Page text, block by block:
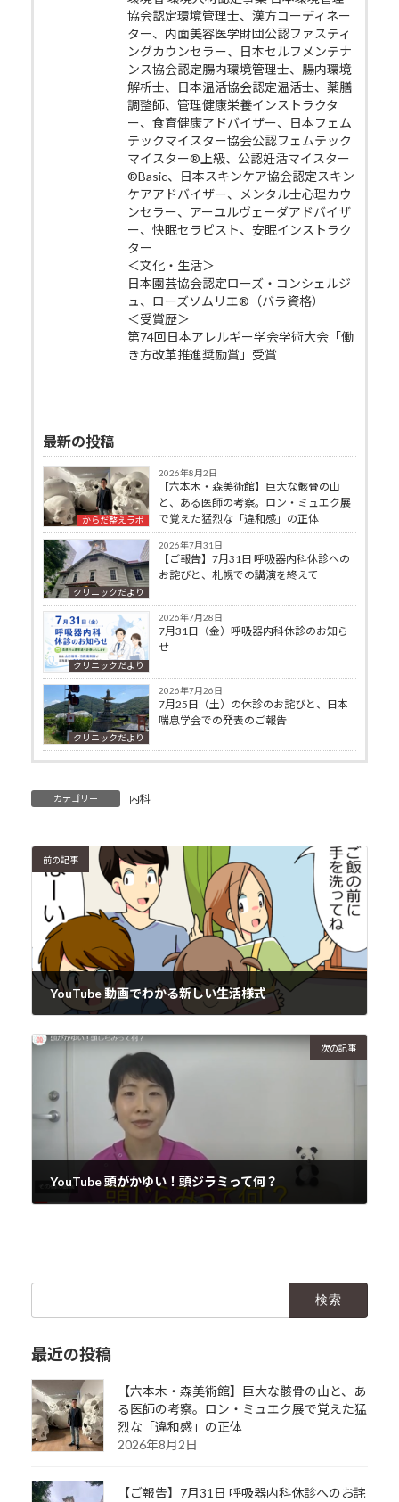
協会認定環境管理士、漢方コーディネー
ター、内面美容医学財団公認ファスティ
ングカウンセラー、日本セルフメンテナ
ンス協会認定腸内環境管理士、腸内環境
解析士、日本温活協会認定温活士、薬膳
調整師、管理健康栄養インストラクタ
ー、食育健康アドバイザー、日本フェム
テックマイスター協会公認フェムテック
マイスター®上級、公認妊活マイスター
®Basic、日本スキンケア協会認定スキン
ケアアドバイザー、メンタル士心理カウ
ンセラー、アーユルヴェーダアドバイザ
ー、快眠セラピスト、安眠インストラク
ター
＜文化・生活＞
日本園芸協会認定ローズ・コンシェルジ
ュ、ローズソムリエ®（バラ資格）
＜受賞歴＞
第74回日本アレルギー学会学術大会「働
き方改革推進奨励賞」受賞
最新の投稿
からだ整えラボ
2026年8月2日
【六本木・森美術館】巨大な骸骨の山
と、ある医師の考察。ロン・ミュエク展
で覚えた猛烈な「違和感」の正体
クリニックだより
2026年7月31日
【ご報告】7月31日 呼吸器内科休診への
お詫びと、札幌での講演を終えて
クリニックだより
2026年7月28日
7月31日（金）呼吸器内科休診のお知ら
せ
クリニックだより
2026年7月26日
7月25日（土）の休診のお詫びと、日本
喘息学会での発表のご報告
カテゴリー 内科
前の記事
YouTube 動画でわかる新しい生活様式
次の記事
YouTube 頭がかゆい！頭ジラミって何？
最近の投稿
【六本木・森美術館】巨大な骸骨の山と、あ
る医師の考察。ロン・ミュエク展で覚えた猛
烈な「違和感」の正体
2026年8月2日
【ご報告】7月31日 呼吸器内科休診へのお詫